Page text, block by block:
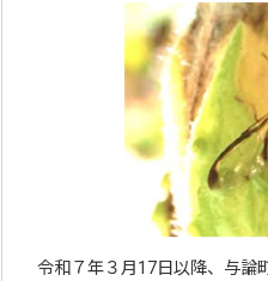
令和７年３月17日以降、与論